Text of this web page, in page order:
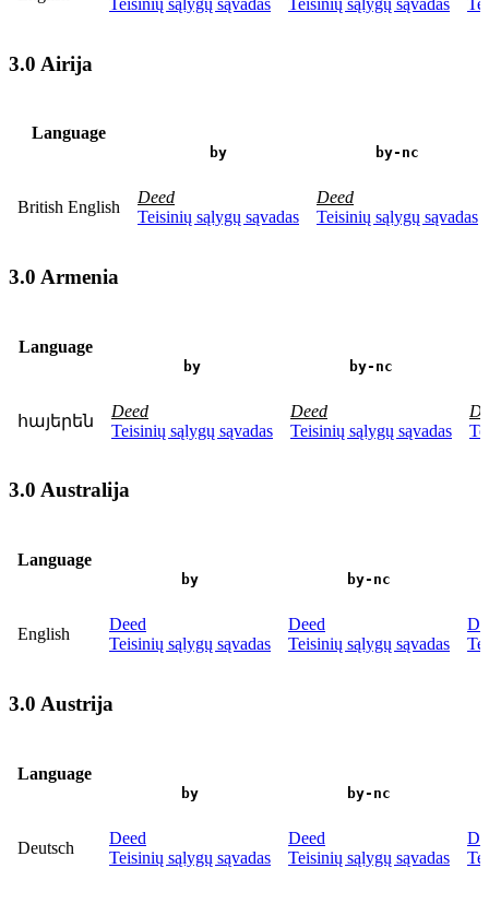
3.0 Airija
Language
by by-nc
British English
Deed
Teisinių sąlygų sąvadas
Deed
Teisinių sąlygų sąvadas
3.0 Armenia
Language
by by-nc
հայերեն
Deed
Teisinių sąlygų sąvadas
Deed
Teisinių sąlygų sąvadas
3.0 Australija
Language
by by-nc
English
Deed
Teisinių sąlygų sąvadas
Deed
Teisinių sąlygų sąvadas
3.0 Austrija
Language
by by-nc
Deutsch
Deed
Teisinių sąlygų sąvadas
Deed
Teisinių sąlygų sąvadas